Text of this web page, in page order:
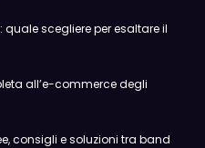
scegliere per esaltare il
all’e-commerce degli
consigli e soluzioni tra band